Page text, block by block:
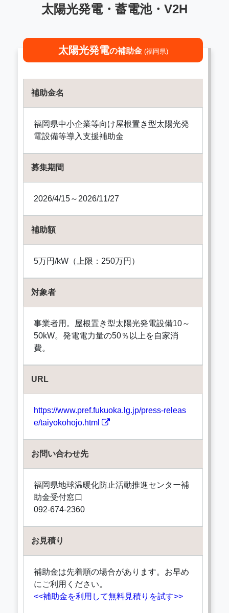
太陽光発電・蓄電池・V2H
太陽光発電の補助金 (福岡県)
補助金名
福岡県中小企業等向け屋根置き型太陽光発
電設備等導入支援補助金
募集期間
2026/4/15～2026/11/27
補助額
5万円/kW（上限：250万円）
対象者
事業者用。屋根置き型太陽光発電設備10～
50kW。発電電力量の50％以上を自家消
費。
URL
https://www.pref.fukuoka.lg.jp/press-releas
e/taiyokohojo.html
お問い合わせ先
福岡県地球温暖化防止活動推進センター補
助金受付窓口
092-674-2360
お見積り
補助金は先着順の場合があります。お早め
にご利用ください。
<<補助金を利用して無料見積りを試す>>